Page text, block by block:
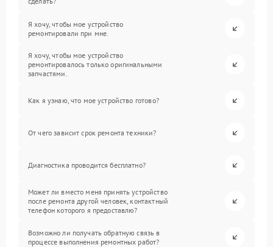
Я хочу, чтобы мое устройство
ремонтировали при мне.
Я хочу, чтобы мое устройство
ремонтировалось только оригинальными
запчастями.
Как я узнаю, что мое устройство готово?
От чего зависит срок ремонта техники?
Диагностика проводится бесплатно?
Может ли вместо меня принять устройство
после ремонта другой человек, контактный
телефон которого я предоставлю?
Возможно ли получать обратную связь в
процессе выполнения ремонтных работ?